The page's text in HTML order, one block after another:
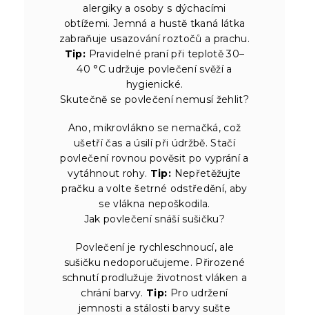
alergiky a osoby s dýchacími
obtížemi. Jemná a hustě tkaná látka
zabraňuje usazování roztočů a prachu.
Tip: Pravidelné praní při teplotě 30–
40 °C udržuje povlečení svěží a
hygienické.
Skutečně se povlečení nemusí žehlit?
Ano, mikrovlákno se nemačká, což
ušetří čas a úsilí při údržbě. Stačí
povlečení rovnou pověsit po vyprání a
vytáhnout rohy. Tip: Nepřetěžujte
pračku a volte šetrné odstředění, aby
se vlákna nepoškodila.
Jak povlečení snáší sušičku?
Povlečení je rychleschnoucí, ale
sušičku nedoporučujeme. Přirozené
schnutí prodlužuje životnost vláken a
chrání barvy. Tip: Pro udržení
jemnosti a stálosti barvy sušte